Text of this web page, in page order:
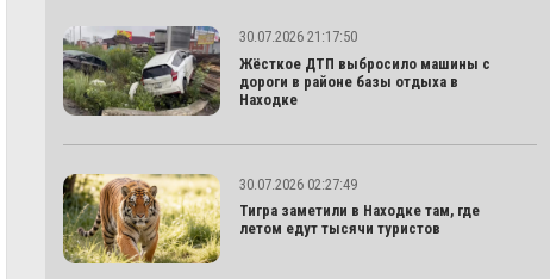
30.07.2026 21:17:50
Жёсткое ДТП выбросило машины с
дороги в районе базы отдыха в
Находке
30.07.2026 02:27:49
Тигра заметили в Находке там, где
летом едут тысячи туристов